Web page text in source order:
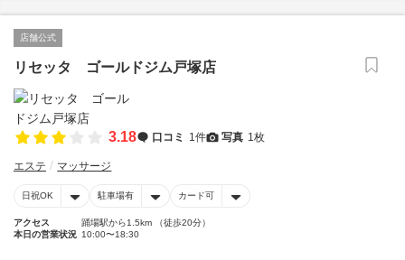
店舗公式
リセッタ ゴールドジム戸塚店
3.18 口コミ 1件 写真 1枚
エステ マッサージ
日祝OK 駐車場有 カード可
アクセス
踊場駅から1.5km （徒歩20分）
本日の営業状況 10:00〜18:30